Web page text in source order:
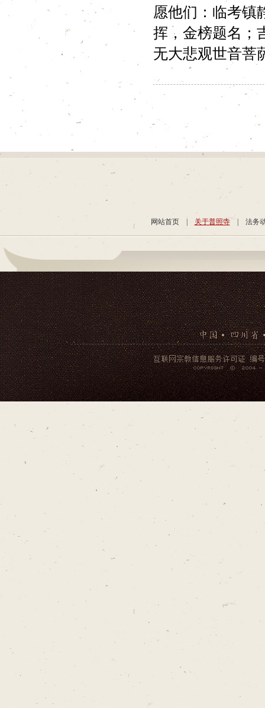
愿他们：临考镇
挥，金榜题名；
无大悲观世音菩
网站首页| 关于普照寺| 法务